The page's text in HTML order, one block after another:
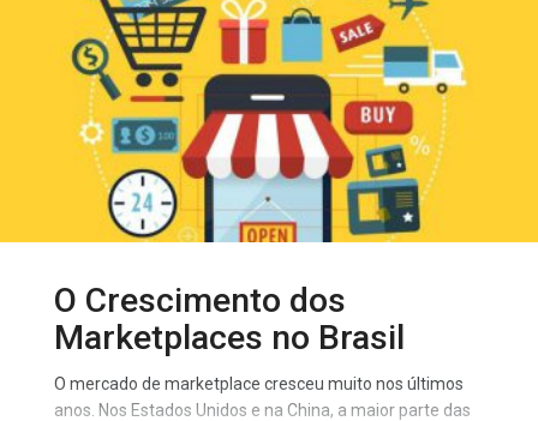
O Crescimento dos
Marketplaces no Brasil
O mercado de marketplace cresceu muito nos últimos
anos. Nos Estados Unidos e na China, a maior parte das